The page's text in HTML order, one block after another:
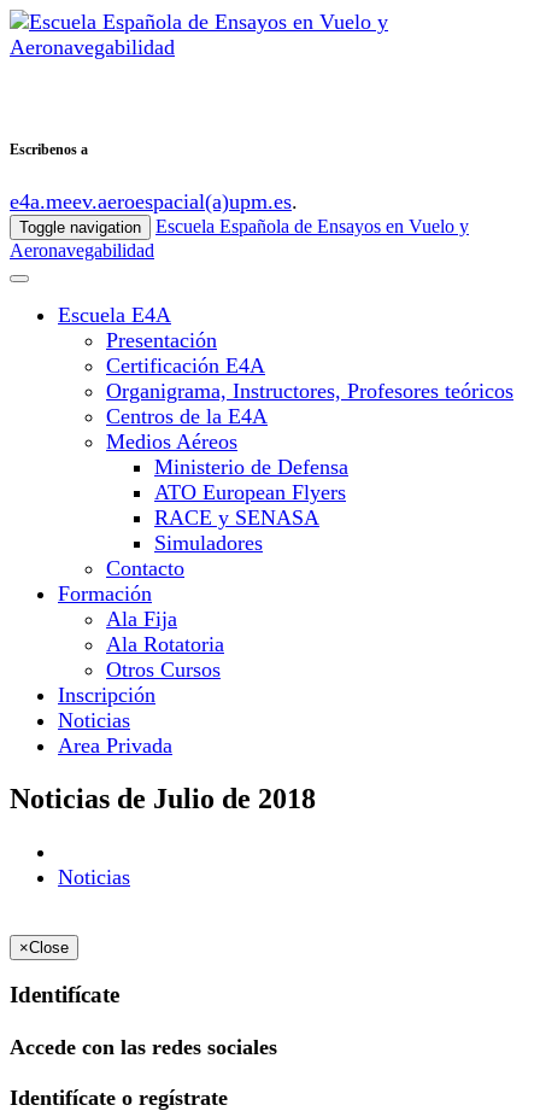
Escribenos a
e4a.meev.aeroespacial(a)upm.es.
Toggle navigation
Escuela Española de Ensayos en Vuelo y
Aeronavegabilidad
Escuela E4A
Presentación
Certificación E4A
Organigrama, Instructores, Profesores teóricos
Centros de la E4A
Medios Aéreos
Ministerio de Defensa
ATO European Flyers
RACE y SENASA
Simuladores
Contacto
Formación
Ala Fija
Ala Rotatoria
Otros Cursos
Inscripción
Noticias
Area Privada
Noticias de Julio de 2018
Noticias
×Close
Identifícate
Accede con las redes sociales
Identifícate o regístrate